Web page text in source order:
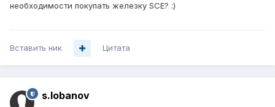
необходимости покупать железку SCE? :)
Вставить ник Цитата
s.lobanov